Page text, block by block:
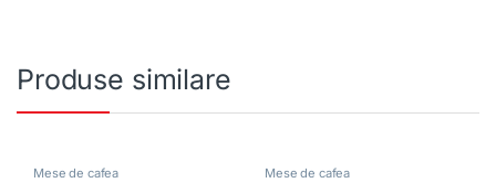
Produse similare
Mese de cafea Mese de cafea